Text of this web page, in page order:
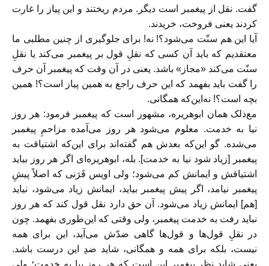
گفت. نقل از پیغمبر است دیگر. مردم ریختند و این پیاز را غارت
کردند یعنی فروخت، خریدند.
آیا این هم سنّت می‌شود؟! نه! برای جلوگیری از چنین مطلبی ما
معتقدیم که باید آن کسی که نقلِ قول بر پیغمبر می‌کند یا نقلِ
سنّت می‌کند «مجاز» باشد. یعنی در آن وقت که پیغمبر آن حرف
را گفت باید بفهمد که این حرف راجع به همین پیاز است؟! همین
بچه است؟! نه‌این‌که همگانی.
مع‌ذلک همان ابوهریره، مشهور است که پیغمبر فرمود: هر روز
نیا به خدمت. معلوم می‌شود هر روز می‌آمده مزاحمِ پیغمبر
می‌شده. گو این‌که بعدش هم گفته‌اند برای این‌که اشتیاقت به
پیغمبر [زیاد شود نیا به خدمت]. بله، ابوهریره‌ای اگر هر روز بیاید
اشتیاقش و ایمانش کم می‌شود؛ ولی اویس قَرَنی که اصلاً پیشِ
پیغمبر نیامد، اگر پیش پیغمبر بیاید، ایمانش زیاد می‌شود، نیاید
[هم] ایمانش زیاد می‌شود. آن حق دارد نقل قول کند که هر روز
نباید رفت به خدمت پیغمبر، ولی وقتی که این‌طوری بفهمد. چون
در نقلِ قول‌ها و قول‌ها گاهی ضدّش می‌آید، این برای همه
نیست، بلکه برای همه و همگانی، شاید ضدِ این درست باشد.